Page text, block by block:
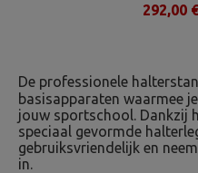
292,00 €
De professionele
basisapparaten waarmee
jouw sportschool. Dankzij
speciaal gevormde
gebruiksvriendelijk en
in.